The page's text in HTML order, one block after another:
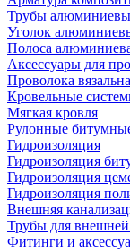
Трубы
Уголок
Полоса
Аксессуары для
Проволока
Кровельные
Мягкая кровля
Рулонные
Гидроизоляция
Гидроизоляция
Гидроизоляция
Гидроизоляция
Внешняя
Трубы для внешней
Фитинги и